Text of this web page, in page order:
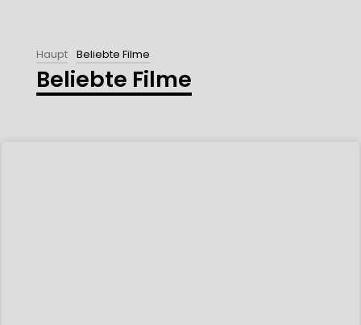
Haupt Beliebte Filme
Beliebte Filme